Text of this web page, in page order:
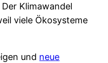
Klimawandel
viele Ökosysteme
und neue